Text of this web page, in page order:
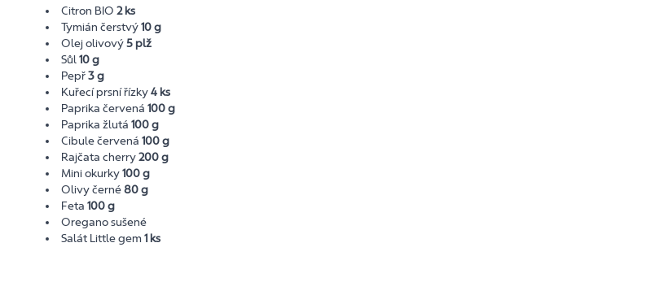
Citron BIO2 ks
Tymián čerstvý10 g
Olej olivový5 plž
Sůl10 g
Pepř3 g
Kuřecí prsní řízky4 ks
Paprika červená100 g
Paprika žlutá100 g
Cibule červená100 g
Rajčata cherry200 g
Mini okurky100 g
Olivy černé80 g
Feta100 g
Oregano sušené
Salát Little gem1 ks